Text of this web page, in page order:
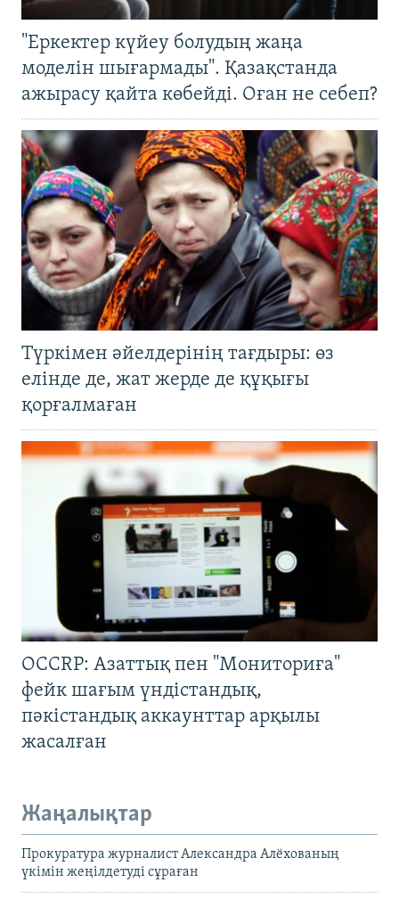
"Еркектер күйеу болудың жаңа
моделін шығармады". Қазақстанда
ажырасу қайта көбейді. Оған не себеп?
Түркімен әйелдерінің тағдыры: өз
елінде де, жат жерде де құқығы
қорғалмаған
OCCRP: Азаттық пен "Мониториға"
фейк шағым үндістандық,
пәкістандық аккаунттар арқылы
жасалған
Жаңалықтар
Прокуратура журналист Александра Алёхованың
үкімін жеңілдетуді сұраған